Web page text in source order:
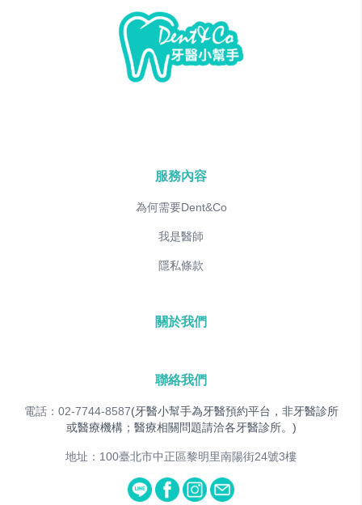
服務內容
為何需要Dent&Co
我是醫師
隱私條款
關於我們
聯絡我們
電話：02-7744-8587(牙醫小幫手為牙醫預約平台，非牙醫診所
或醫療機構；醫療相關問題請洽各牙醫診所。)
地址：100臺北市中正區黎明里南陽街24號3樓